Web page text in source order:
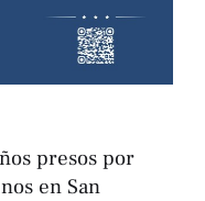
presos por
en San